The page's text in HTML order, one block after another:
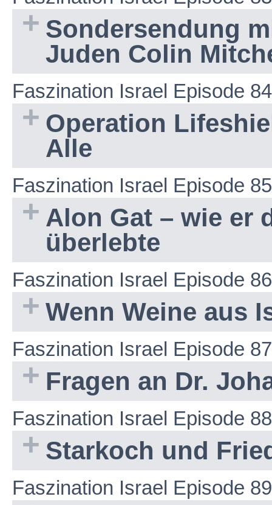
Sondersendung
Juden Colin
Faszination Israel Episode 84
Operation
Alle
Faszination Israel Episode 85
Alon Gat – wie er
überlebte
Faszination Israel Episode 86
Wenn Weine aus
Faszination Israel Episode 87
Fragen an Dr.
Faszination Israel Episode 88
Starkoch und
Faszination Israel Episode 89